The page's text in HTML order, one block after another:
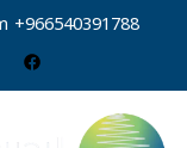
966540391788+